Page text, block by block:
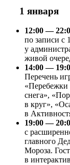
1 января
12:00 —
по записи с
у
живой
14:00 —
Перечень
снега»,
в круг»,
в
19:00 —
с
главного
Мороза.
в